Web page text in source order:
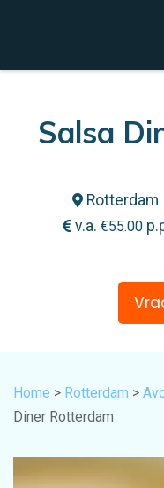
Salsa
Rotterdam
v.a.€55.00
Home > Rotterdam >
Diner Rotterdam